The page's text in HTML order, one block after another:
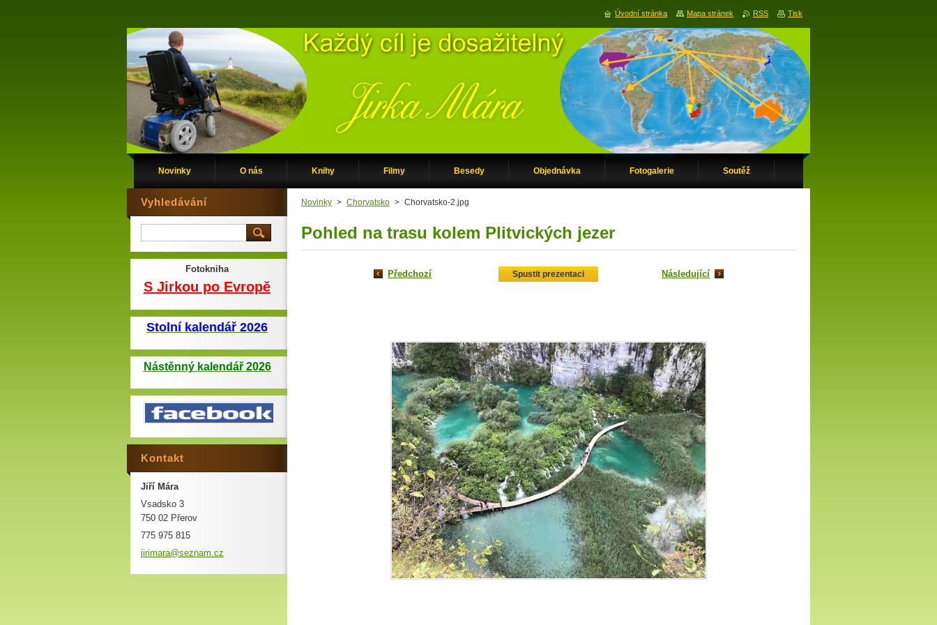
Novinky O nás Knihy Filmy Besedy Objednávka Fotogalerie Soutěž
Novinky > Chorvatsko > Chorvatsko-2.jpg
Pohled na trasu kolem Plitvických jezer
Předchozí Spustit prezentaci Následující
Vyhledávání
Fotokniha
S Jirkou po Evropě
Stolní kalendář 2026
Nástěnný kalendář 2026
Kontakt
Jiří Mára
Vsadsko 3
750 02 Přerov
775 975 815
jirimara@seznam.cz
Úvodní stránka Mapa stránek RSS Tisk